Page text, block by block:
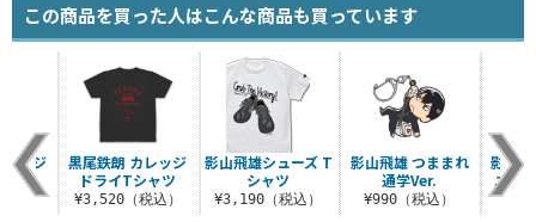
この商品を買った人はこんな商品も買っています
影山飛雄シューズ T
シャツ
¥3,190（税込）
影山飛雄 つままれ
通学Ver.
¥990（税込）
影山
ユニ
ッジ
ャツ
込）
黒尾鉄朗 カレッジ
ドライTシャツ
¥3,520（税込）